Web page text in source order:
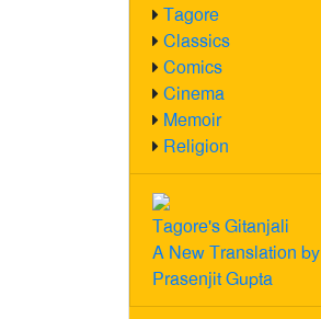
Tagore
Classics
Comics
Cinema
Memoir
Religion
Tagore's Gitanjali
A New Translation by
Prasenjit Gupta